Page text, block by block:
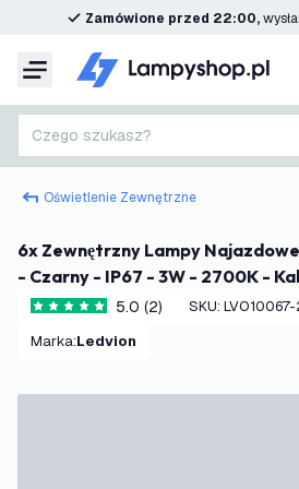
Zamówione przed 22:00,
Menu
Czego szukasz?
Oświetlenie Zewnętrzne
6x Zewnętrzny Lampy Najazdowe LED - Kwadratowy
- Czarny - IP67 - 3W - 2700K -
5 Gwiazdki oceny
5.0 (2) SKU:
Marka: Ledvion